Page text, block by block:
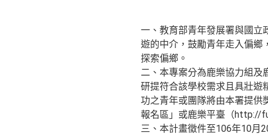
一、教育部青年發展署與國立
遊的中介，鼓勵青年走入偏鄉
探索偏鄉。
二、本專案分為鹿樂協力組及
研提符合該學校需求且具壯遊
功之青年或團隊將由本署提
報名區」或鹿樂平臺（http://
三、本計畫徵件至106年10月